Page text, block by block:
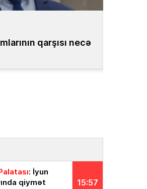
2026, 13:59
qiymətləndirilməsi
Reyestr yaradılsın
15:57
: İyun
qiymət